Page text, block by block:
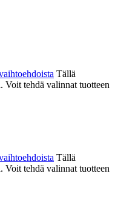
Tällä
Voit tehdä valinnat tuotteen
Tällä
Voit tehdä valinnat tuotteen